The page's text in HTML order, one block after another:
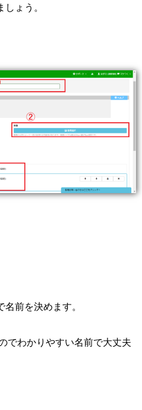
ょう。
前を決めます。
でわかりやすい名前で大丈夫